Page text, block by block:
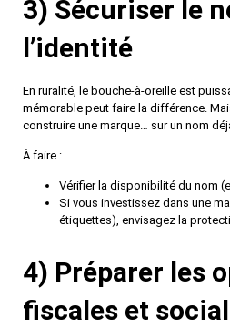
3) Sécuriser le
l’identité
En ruralité, le bouche-à-oreille est
mémorable peut faire la différence.
construire une marque… sur un nom
À faire :
Vérifier la disponibilité du nom
Si vous investissez dans une
étiquettes), envisagez la
4) Préparer les
fiscales et